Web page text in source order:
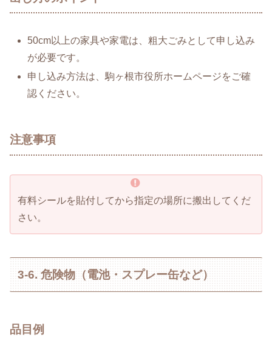
50cm以上の家具や家電は、粗大ごみとして申し込み
が必要です。
申し込み方法は、駒ヶ根市役所ホームページをご確
認ください。
注意事項
有料シールを貼付してから指定の場所に搬出してくだ
さい。
3-6. 危険物（電池・スプレー缶など）
品目例